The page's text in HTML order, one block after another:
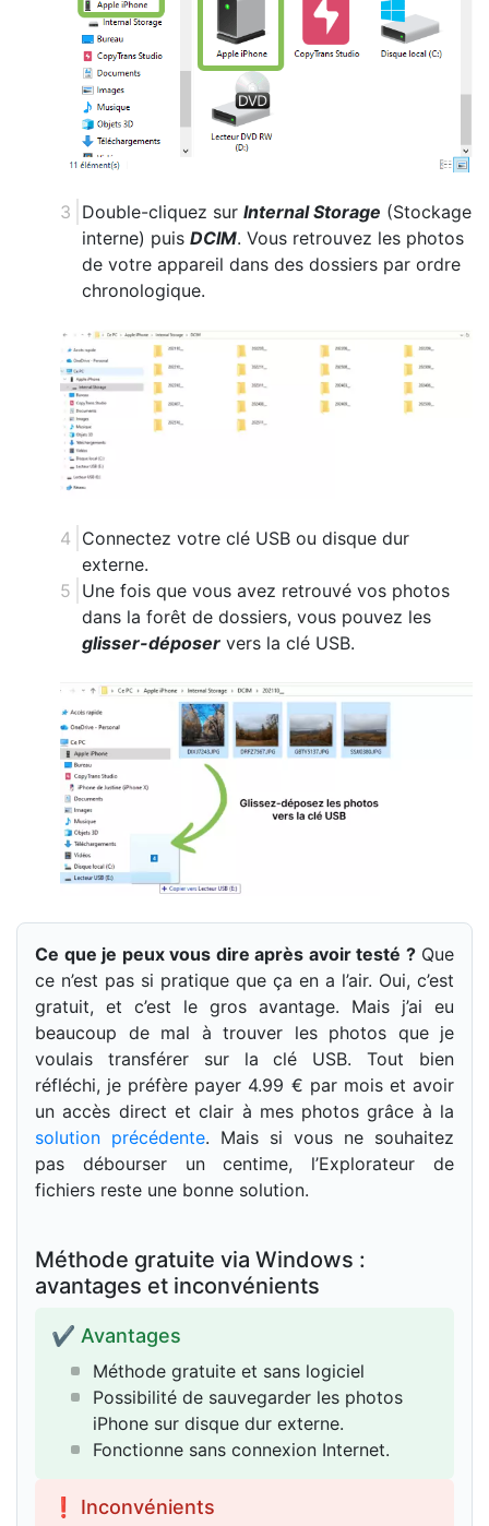
Double-cliquez sur Internal Storage (Stockage
interne) puis DCIM. Vous retrouvez les photos
de votre appareil dans des dossiers par ordre
chronologique.
Connectez votre clé USB ou disque dur
externe.
Une fois que vous avez retrouvé vos photos
dans la forêt de dossiers, vous pouvez les
glisser-déposer vers la clé USB.
Ce que je peux vous dire après avoir testé ?Que
ce n’est pas si pratique que ça en a l’air. Oui, c’est
gratuit, et c’est le gros avantage. Mais j’ai eu
beaucoup de mal à trouver les photos que je
voulais transférer sur la clé USB. Tout bien
réfléchi, je préfère payer 4.99 € par mois et avoir
un accès direct et clair à mes photos grâce à la
solution précédente. Mais si vous ne souhaitez
pas débourser un centime, l’Explorateur de
fichiers reste une bonne solution.
Méthode gratuite via Windows :
avantages et inconvénients
✔ Avantages
Méthode gratuite et sans logiciel
Possibilité de sauvegarder les photos
iPhone sur disque dur externe.
Fonctionne sans connexion Internet.
❗ Inconvénients